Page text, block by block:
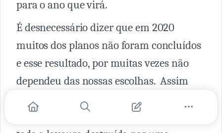
para o ano que virá.
É desnecessário dizer que em 2020
muitos dos planos não foram concluídos
e esse resultado, por muitas vezes não
dependeu das nossas escolhas. Assim
como um agricultor que cuidou do seu